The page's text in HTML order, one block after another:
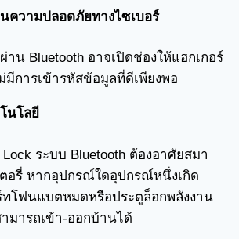
ความปลอดภัยทางไซเบอร์
าน Bluetooth อาจเปิดช่องให้แฮกเกอร์
มีการเข้ารหัสข้อมูลที่ดีเพียงพอ
นโลยี
Lock ระบบ Bluetooth ต้องอาศัยสมา
อรี่ หากอุปกรณ์ใดอุปกรณ์หนึ่งเกิด
โฟนแบตหมดหรือประตูล็อกพลังงาน
มารถเข้า-ออกบ้านได้